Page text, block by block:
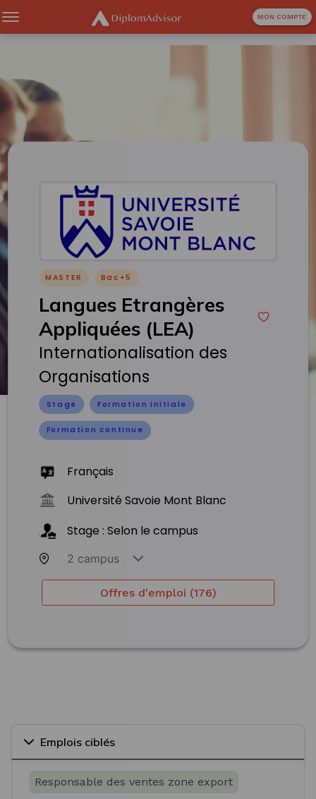
MON COMPTE
MASTER Bac+5
Langues Etrangères
Appliquées (LEA)
Internationalisation des
Organisations
Stage Formation initiale
Formation continue
Français
Université Savoie Mont Blanc
Stage : Selon le campus
2 campus
Offres d'emploi (176)
Emplois ciblés
Responsable des ventes zone export